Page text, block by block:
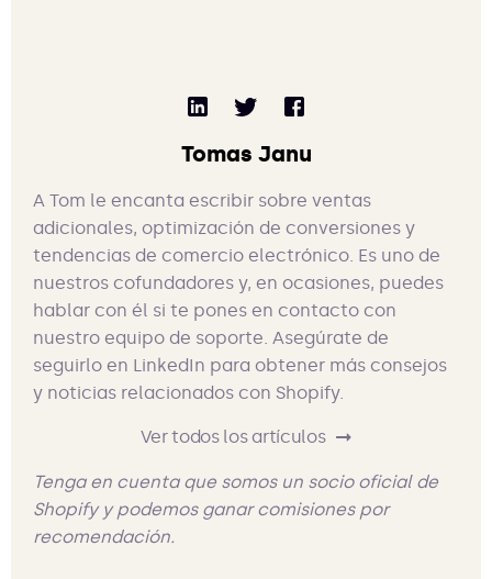
Tomas Janu
A Tom le encanta escribir sobre ventas
adicionales, optimización de conversiones y
tendencias de comercio electrónico. Es uno de
nuestros cofundadores y, en ocasiones, puedes
hablar con él si te pones en contacto con
nuestro equipo de soporte. Asegúrate de
seguirlo en LinkedIn para obtener más consejos
y noticias relacionados con Shopify.
Ver todos los artículos
Tenga en cuenta que somos un socio oficial de
Shopify y podemos ganar comisiones por
recomendación.